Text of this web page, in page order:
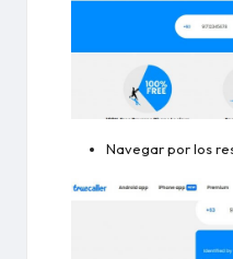
Navegar por los